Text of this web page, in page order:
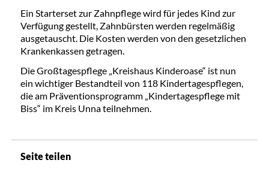
Ein Starterset zur Zahnpflege wird für jedes Kind zur
Verfügung gestellt, Zahnbürsten werden regelmäßig
ausgetauscht. Die Kosten werden von den gesetzlichen
Krankenkassen getragen.
Die Großtagespflege „Kreishaus Kinderoase“ ist nun
ein wichtiger Bestandteil von 118 Kindertagespflegen,
die am Präventionsprogramm „Kindertagespflege mit
Biss“ im Kreis Unna teilnehmen.
Seite teilen